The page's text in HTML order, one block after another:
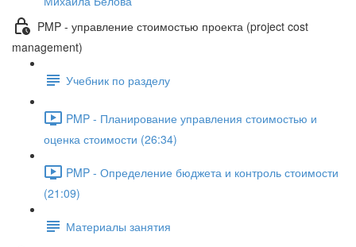
PMP - управление стоимостью проекта (project cost
management)
Учебник по разделу
PMP - Планирование управления стоимостью и
оценка стоимости (26:34)
PMP - Определение бюджета и контроль стоимости
(21:09)
Материалы занятия